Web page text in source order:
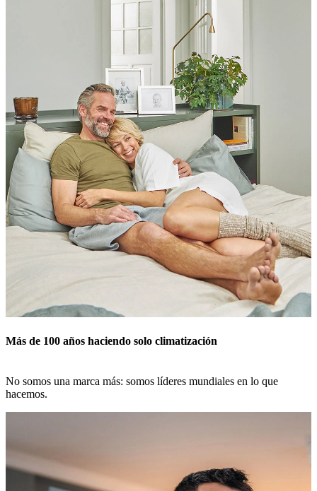
Más de 100 años haciendo solo climatización
No somos una marca más: somos líderes mundiales en lo que
hacemos.